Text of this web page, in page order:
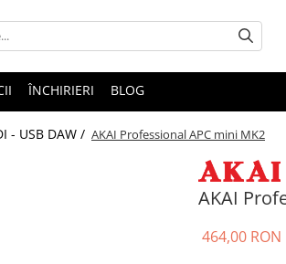
ÎNCHIRIERI BLOG
- USB DAW / AKAI Professional APC mini MK2
AKAI
464,00 RON